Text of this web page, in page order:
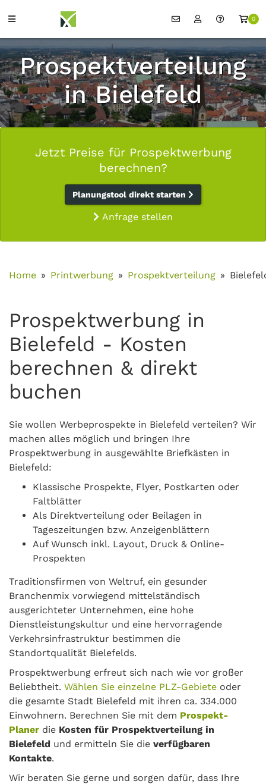
0
Prospektverteilung
in Bielefeld
Jetzt Preise für Prospektwerbung
berechnen?
Planungstool direkt starten
Anfrage stellen
Home Printwerbung Prospektverteilung
Prospektwerbung in
Bielefeld - Kosten
berechnen & direkt
buchen
Sie wollen Werbeprospekte in Bielefeld verteilen? Wir
machen alles möglich und bringen Ihre
Prospektwerbung in ausgewählte Briefkästen in
Bielefeld:
Klassische Prospekte, Flyer, Postkarten oder
Faltblätter
Als Direktverteilung oder Beilagen in
Tageszeitungen bzw. Anzeigenblättern
Auf Wunsch inkl. Layout, Druck & Online-
Prospekten
Traditionsfirmen von Weltruf, ein gesunder
Branchenmix vorwiegend mittelständisch
ausgerichteter Unternehmen, eine hohe
Dienstleistungskultur und eine hervorragende
Verkehrsinfrastruktur bestimmen die
Standortqualität Bielefelds.
Prospektwerbung erfreut sich nach wie vor großer
Beliebtheit. Wählen Sie einzelne PLZ-Gebiete oder
die gesamte Stadt Bielefeld mit ihren ca. 334.000
Einwohnern. Berechnen Sie mit dem Prospekt-
Planer die Kosten für Prospektverteilung in
Bielefeld und ermitteln Sie die verfügbaren
Kontakte.
Wir beraten Sie gerne und sorgen dafür, dass Ihre